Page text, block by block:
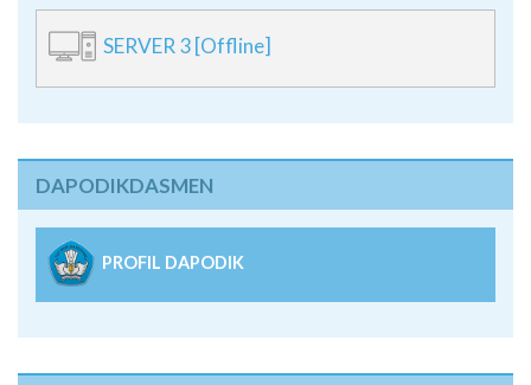
SERVER 3 [Offline]
DAPODIKDASMEN
PROFIL DAPODIK